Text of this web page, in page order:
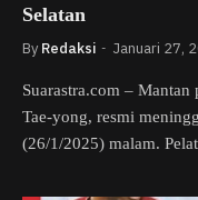
Selatan
By Redaksi Januari 27,
Suarastra.com –
Tae-yong, resmi
(26/1/2025) malam.